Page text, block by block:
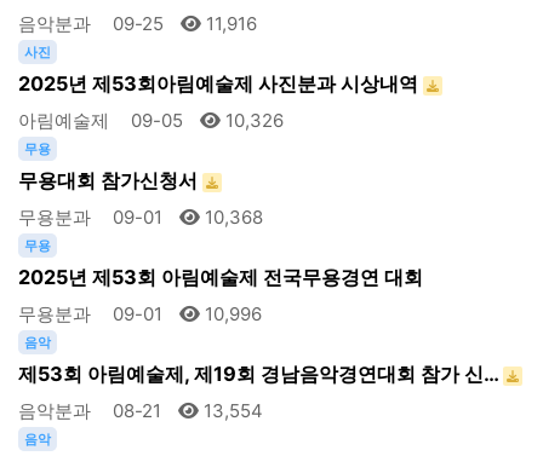
음악분과 09-25 11,916
사진
2025년 제53회아림예술제 사진분과 시상내역
아림예술제 09-05 10,326
무용
무용대회 참가신청서
무용분과 09-01 10,368
무용
2025년 제53회 아림예술제 전국무용경연 대회
무용분과 09-01 10,996
음악
제53회 아림예술제, 제19회 경남음악경연대회 참가 신…
음악분과 08-21 13,554
음악